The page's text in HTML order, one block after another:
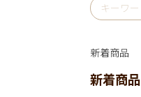
新着商品
新着商品